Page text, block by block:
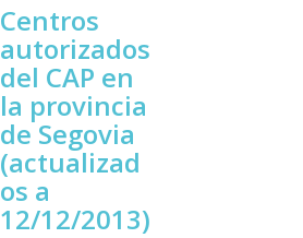
Centros
autorizados
del CAP en
la provincia
de Segovia
(actualizad
os a
12/12/2013)